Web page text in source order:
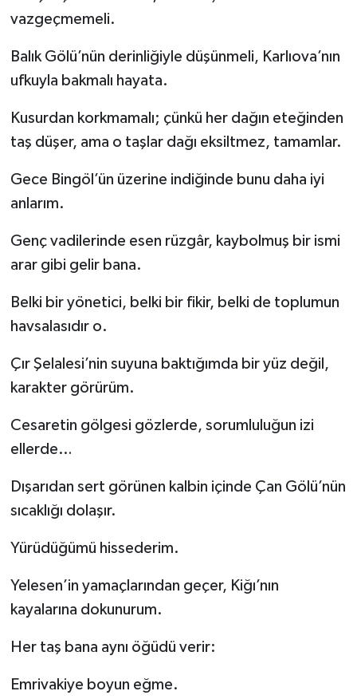
vazgeçmemeli.
Balık Gölü’nün derinliğiyle düşünmeli, Karlıova’nın
ufkuyla bakmalı hayata.
Kusurdan korkmamalı; çünkü her dağın eteğinden
taş düşer, ama o taşlar dağı eksiltmez, tamamlar.
Gece Bingöl’ün üzerine indiğinde bunu daha iyi
anlarım.
Genç vadilerinde esen rüzgâr, kaybolmuş bir ismi
arar gibi gelir bana.
Belki bir yönetici, belki bir fikir, belki de toplumun
havsalasıdır o.
Çır Şelalesi’nin suyuna baktığımda bir yüz değil,
karakter görürüm.
Cesaretin gölgesi gözlerde, sorumluluğun izi
ellerde…
Dışarıdan sert görünen kalbin içinde Çan Gölü’nün
sıcaklığı dolaşır.
Yürüdüğümü hissederim.
Yelesen’in yamaçlarından geçer, Kiğı’nın
kayalarına dokunurum.
Her taş bana aynı öğüdü verir:
Emrivakiye boyun eğme.